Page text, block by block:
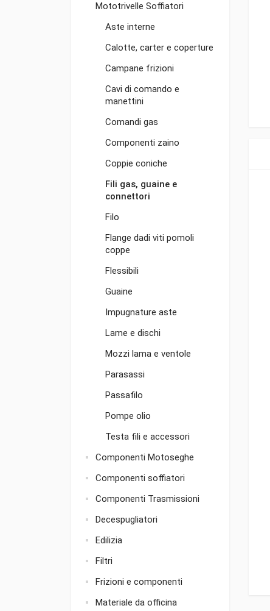
Mototrivelle Soffiatori
Aste interne
Calotte, carter e coperture
Campane frizioni
Cavi di comando e
manettini
Comandi gas
Componenti zaino
Coppie coniche
Fili gas, guaine e
connettori
Filo
Flange dadi viti pomoli
coppe
Flessibili
Guaine
Impugnature aste
Lame e dischi
Mozzi lama e ventole
Parasassi
Passafilo
Pompe olio
Testa fili e accessori
Componenti Motoseghe
Componenti soffiatori
Componenti Trasmissioni
Decespugliatori
Edilizia
Filtri
Frizioni e componenti
Materiale da officina